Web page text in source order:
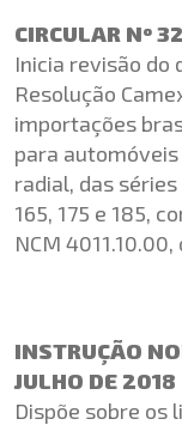
CIRCULAR Nº
Inicia revisão do
Resolução
importações
para
radial, das séries
165, 175 e 185,
NCM
INSTRUÇÃO
JULHO DE 2018
Dispõe sobre os